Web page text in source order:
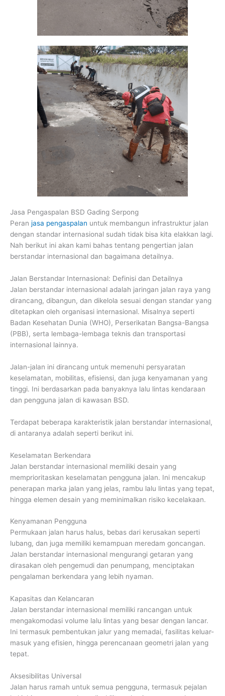
Jasa Pengaspalan BSD Gading Serpong
Peran jasa pengaspalan untuk membangun infrastruktur jalan
dengan standar internasional sudah tidak bisa kita elakkan lagi.
Nah berikut ini akan kami bahas tentang pengertian jalan
berstandar internasional dan bagaimana detailnya.
Jalan Berstandar Internasional: Definisi dan Detailnya
Jalan berstandar internasional adalah jaringan jalan raya yang
dirancang, dibangun, dan dikelola sesuai dengan standar yang
ditetapkan oleh organisasi internasional. Misalnya seperti
Badan Kesehatan Dunia (WHO), Perserikatan Bangsa-Bangsa
(PBB), serta lembaga-lembaga teknis dan transportasi
internasional lainnya.
Jalan-jalan ini dirancang untuk memenuhi persyaratan
keselamatan, mobilitas, efisiensi, dan juga kenyamanan yang
tinggi. Ini berdasarkan pada banyaknya lalu lintas kendaraan
dan pengguna jalan di kawasan BSD.
Terdapat beberapa karakteristik jalan berstandar internasional,
di antaranya adalah seperti berikut ini.
Keselamatan Berkendara
Jalan berstandar internasional memiliki desain yang
memprioritaskan keselamatan pengguna jalan. Ini mencakup
penerapan marka jalan yang jelas, rambu lalu lintas yang tepat,
hingga elemen desain yang meminimalkan risiko kecelakaan.
Kenyamanan Pengguna
Permukaan jalan harus halus, bebas dari kerusakan seperti
lubang, dan juga memiliki kemampuan meredam goncangan.
Jalan berstandar internasional mengurangi getaran yang
dirasakan oleh pengemudi dan penumpang, menciptakan
pengalaman berkendara yang lebih nyaman.
Kapasitas dan Kelancaran
Jalan berstandar internasional memiliki rancangan untuk
mengakomodasi volume lalu lintas yang besar dengan lancar.
Ini termasuk pembentukan jalur yang memadai, fasilitas keluar-
masuk yang efisien, hingga perencanaan geometri jalan yang
tepat.
Aksesibilitas Universal
Jalan harus ramah untuk semua pengguna, termasuk pejalan